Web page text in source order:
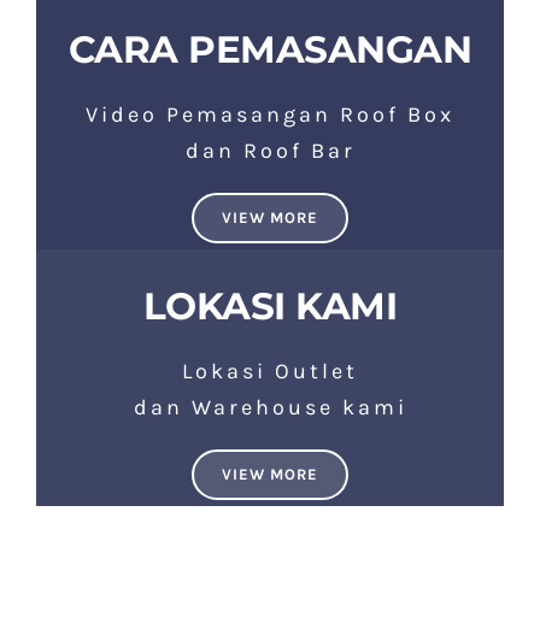
CARA PEMASANGAN
Video Pemasangan Roof Box
dan Roof Bar
VIEW MORE
LOKASI KAMI
Lokasi Outlet
dan Warehouse kami
VIEW MORE